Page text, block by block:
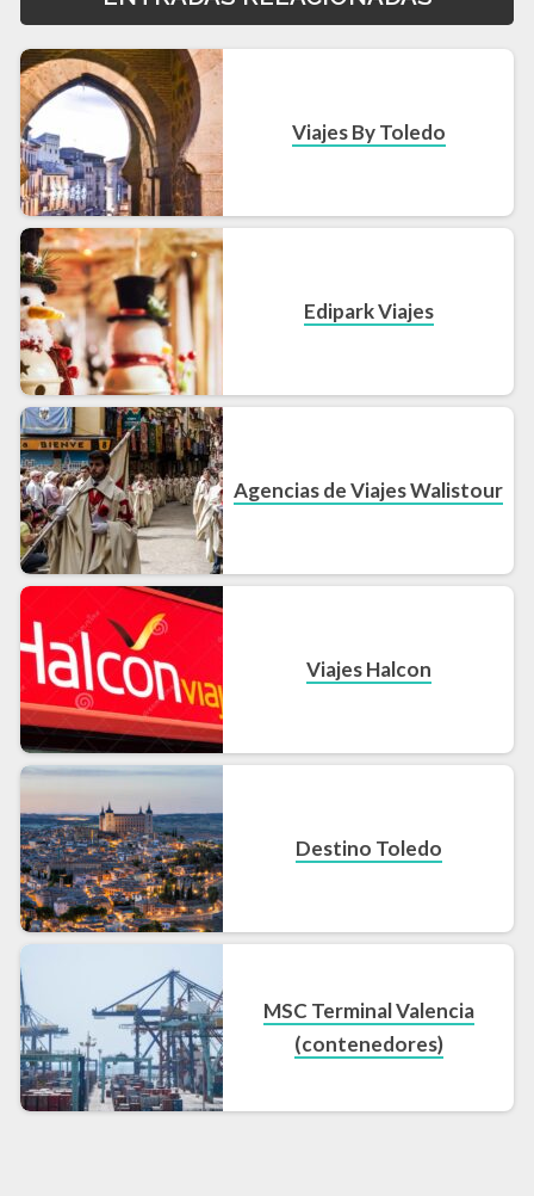
Viajes By Toledo
Edipark Viajes
Agencias de Viajes Walistour
Viajes Halcon
Destino Toledo
MSC Terminal Valencia
(contenedores)